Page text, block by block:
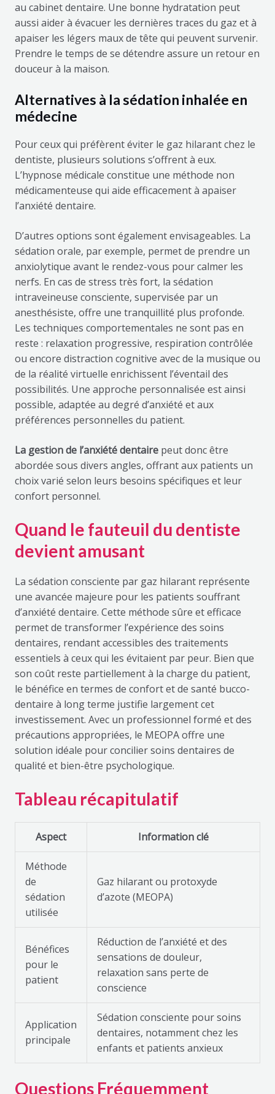
au cabinet dentaire. Une bonne hydratation peut
aussi aider à évacuer les dernières traces du gaz et à
apaiser les légers maux de tête qui peuvent survenir.
Prendre le temps de se détendre assure un retour en
douceur à la maison.
Alternatives à la sédation inhalée en
médecine
Pour ceux qui préfèrent éviter le gaz hilarant chez le
dentiste, plusieurs solutions s’offrent à eux.
L’hypnose médicale constitue une méthode non
médicamenteuse qui aide efficacement à apaiser
l’anxiété dentaire.
D’autres options sont également envisageables. La
sédation orale, par exemple, permet de prendre un
anxiolytique avant le rendez-vous pour calmer les
nerfs. En cas de stress très fort, la sédation
intraveineuse consciente, supervisée par un
anesthésiste, offre une tranquillité plus profonde.
Les techniques comportementales ne sont pas en
reste : relaxation progressive, respiration contrôlée
ou encore distraction cognitive avec de la musique ou
de la réalité virtuelle enrichissent l’éventail des
possibilités. Une approche personnalisée est ainsi
possible, adaptée au degré d’anxiété et aux
préférences personnelles du patient.
La gestion de l’anxiété dentairepeut donc être
abordée sous divers angles, offrant aux patients un
choix varié selon leurs besoins spécifiques et leur
confort personnel.
Quand le fauteuil du dentiste
devient amusant
La sédation consciente par gaz hilarant représente
une avancée majeure pour les patients souffrant
d’anxiété dentaire. Cette méthode sûre et efficace
permet de transformer l’expérience des soins
dentaires, rendant accessibles des traitements
essentiels à ceux qui les évitaient par peur. Bien que
son coût reste partiellement à la charge du patient,
le bénéfice en termes de confort et de santé bucco-
dentaire à long terme justifie largement cet
investissement. Avec un professionnel formé et des
précautions appropriées, le MEOPA offre une
solution idéale pour concilier soins dentaires de
qualité et bien-être psychologique.
Tableau récapitulatif
Aspect Information clé
Méthode
de
sédation
utilisée
Gaz hilarant ou protoxyde
d’azote (MEOPA)
Bénéfices
pour le
patient
Réduction de l’anxiété et des
sensations de douleur,
relaxation sans perte de
conscience
Application
principale
Sédation consciente pour soins
dentaires, notamment chez les
enfants et patients anxieux
Questions Fréquemment